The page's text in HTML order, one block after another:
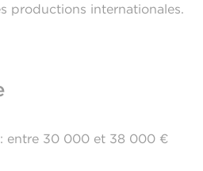
productions internationales.
: entre 30 000 et 38 000 €